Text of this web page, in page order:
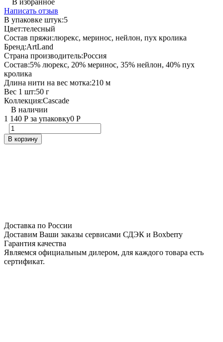
Написать отзыв
В упаковке штук:5
Цвет:телесный
Состав пряжи:люрекс, меринос, нейлон, пух кролика
Бренд:ArtLand
Страна производитель:Россия
Состав:5% люрекс, 20% меринос, 35% нейлон, 40% пух
кролика
Длина нити на вес мотка:210 м
Вес 1 шт:50 г
Коллекция:Cascade
В наличии
1 140 Р за упаковку0 Р
В корзину
Доставка по России
Доставим Ваши заказы сервисами СДЭК и Boxberry
Гарантия качества
Являемся официальным дилером, для каждого товара есть
сертификат.